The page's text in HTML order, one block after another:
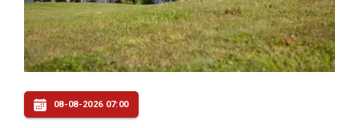
08-08-2026 07:00